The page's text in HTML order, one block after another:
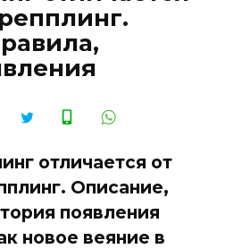
отличается от
Описание,
появления
новое веяние в